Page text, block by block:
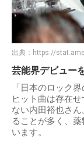
出典： https://
芸能界デビュー
「日本のロック
ヒット曲は存在
ない内田裕也さ
ることが多く、
います。